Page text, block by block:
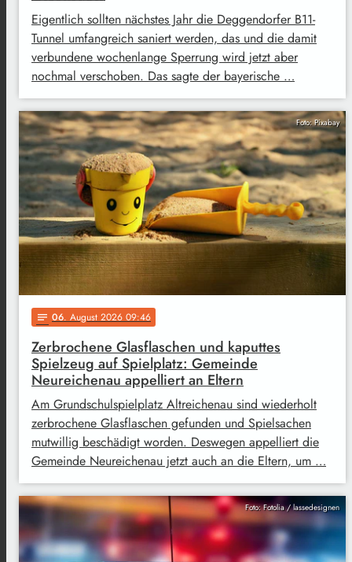
Eigentlich sollten nächstes Jahr die Deggendorfer B11-
Tunnel umfangreich saniert werden, das und die damit
verbundene wochenlange Sperrung wird jetzt aber
nochmal verschoben. Das sagte der bayerische …
Foto: Pixabay
notes 06. August 2026 09:46
Zerbrochene Glasflaschen und kaputtes
Spielzeug auf Spielplatz: Gemeinde
Neureichenau appelliert an Eltern
Am Grundschulspielplatz Altreichenau sind wiederholt
zerbrochene Glasflaschen gefunden und Spielsachen
mutwillig beschädigt worden. Deswegen appelliert die
Gemeinde Neureichenau jetzt auch an die Eltern, um …
Foto: Fotolia / lassedesignen